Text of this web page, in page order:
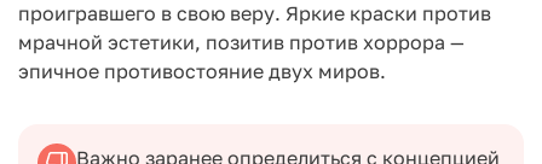
проигравшего в свою веру. Яркие краски против
мрачной эстетики, позитив против хоррора —
эпичное противостояние двух миров.
Важно заранее определиться с концепцией